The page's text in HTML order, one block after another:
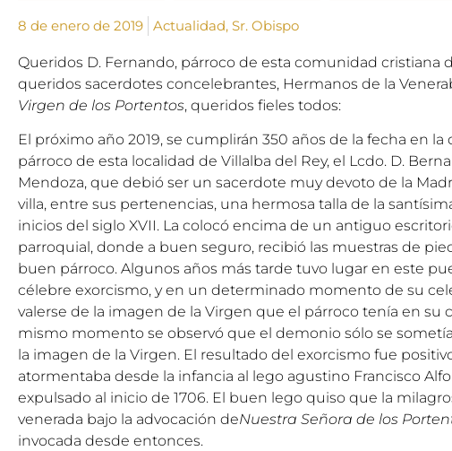
8 de enero de 2019 Actualidad, Sr. Obispo
Queridos D. Fernando, párroco de esta comunidad cristiana
queridos sacerdotes concelebrantes, Hermanos de la
Virgen de los Portentos, queridos fieles todos:
El próximo año 2019, se cumplirán 350 años de la fecha en
párroco de esta localidad de Villalba del Rey, el Lcdo. D.
Mendoza, que debió ser un sacerdote muy devoto de la
villa, entre sus pertenencias, una hermosa talla de la
inicios del siglo XVII. La colocó encima de un antiguo
parroquial, donde a buen seguro, recibió las muestras de
buen párroco. Algunos años más tarde tuvo lugar en este
célebre exorcismo, y en un determinado momento de su
valerse de la imagen de la Virgen que el párroco tenía en su
mismo momento se observó que el demonio sólo se
la imagen de la Virgen. El resultado del exorcismo fue
atormentaba desde la infancia al lego agustino Francisco
expulsado al inicio de 1706. El buen lego quiso que la
venerada bajo la advocación deNuestra Señora de los
invocada desde entonces.